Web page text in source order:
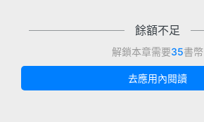
餘額不足
解鎖本章需要35書幣
去應用內閱讀